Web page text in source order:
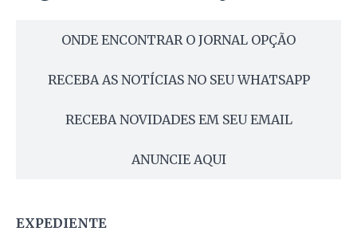
ONDE ENCONTRAR O JORNAL OPÇÃO
RECEBA AS NOTÍCIAS NO SEU WHATSAPP
RECEBA NOVIDADES EM SEU EMAIL
ANUNCIE AQUI
EXPEDIENTE